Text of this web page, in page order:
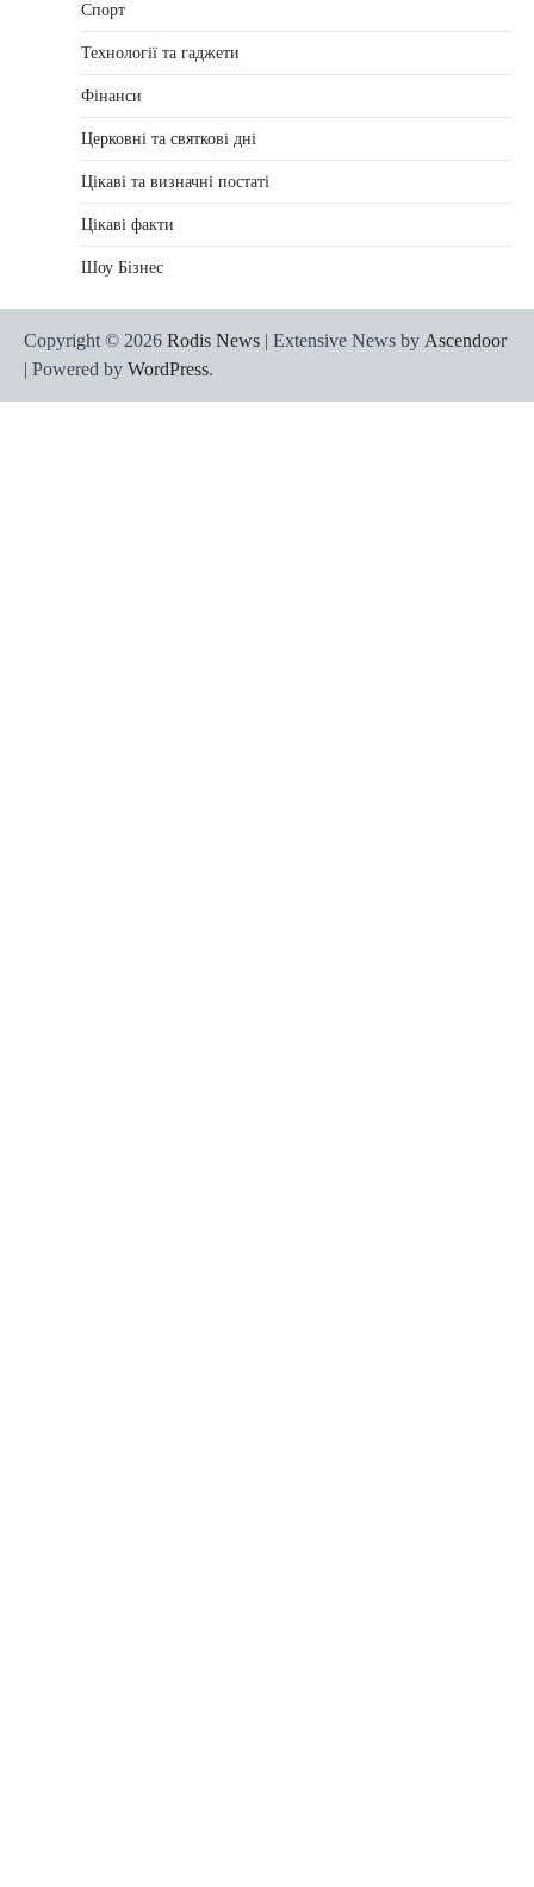
Спорт
Технології та гаджети
Фінанси
Церковні та святкові дні
Цікаві та визначні постаті
Цікаві факти
Шоу Бізнес
Copyright © 2026 Rodis News | Extensive News by Ascendoor
| Powered by WordPress.